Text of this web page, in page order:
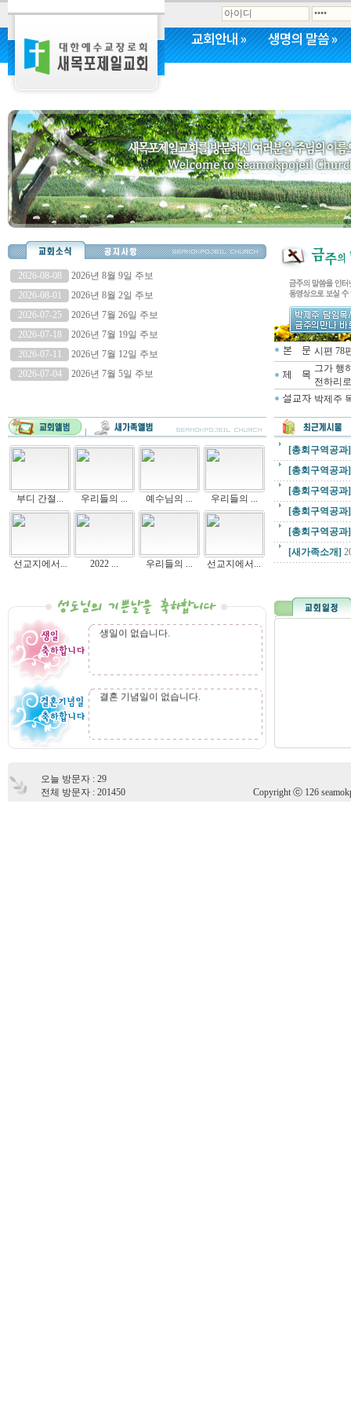
교회안내» 생명의 말씀»
2026-08-08
2026년 8월 9일 주보
2026-08-01
2026년 8월 2일 주보
2026-07-25
2026년 7월 26일 주보
2026-07-18
2026년 7월 19일 주보
2026-07-11
2026년 7월 12일 주보
2026-07-04
2026년 7월 5일 주보
시편 78
그가 행
전하리
박제주
부디 간절... 우리들의 ... 예수님의 ... 우리들의 ...
선교지에서... 2022 ... 우리들의 ... 선교지에서...
[총회구역공과]
[총회구역공과]
[총회구역공과]
[총회구역공과]
[총회구역공과]
[새가족소개]
생일이 없습니다.
결혼 기념일이 없습니다.
오늘 방문자 : 29
전체 방문자 : 201450
Copyright ⓒ 126